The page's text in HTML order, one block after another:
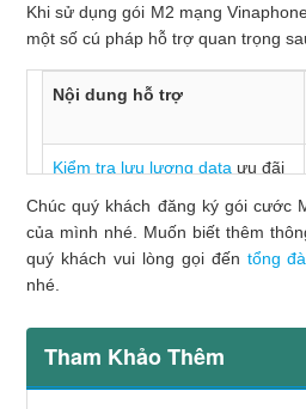
Khi sử dụng gói M2 mạng
một số cú pháp hỗ trợ quan trọng
Nội dung hỗ trợ
Kiểm tra lưu lượng data ưu đãi
Hủy gói cước
Chúc quý khách đăng ký gói cước
của mình nhé. Muốn biết thêm
quý khách vui lòng gọi đến tổng
nhé.
Tham Khảo Thêm